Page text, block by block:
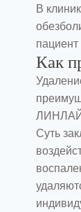
В
Как
Суть